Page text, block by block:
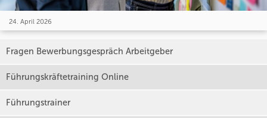
24. April 2026
Fragen Bewerbungsgespräch Arbeitgeber
Führungskräftetraining Online
Führungstrainer